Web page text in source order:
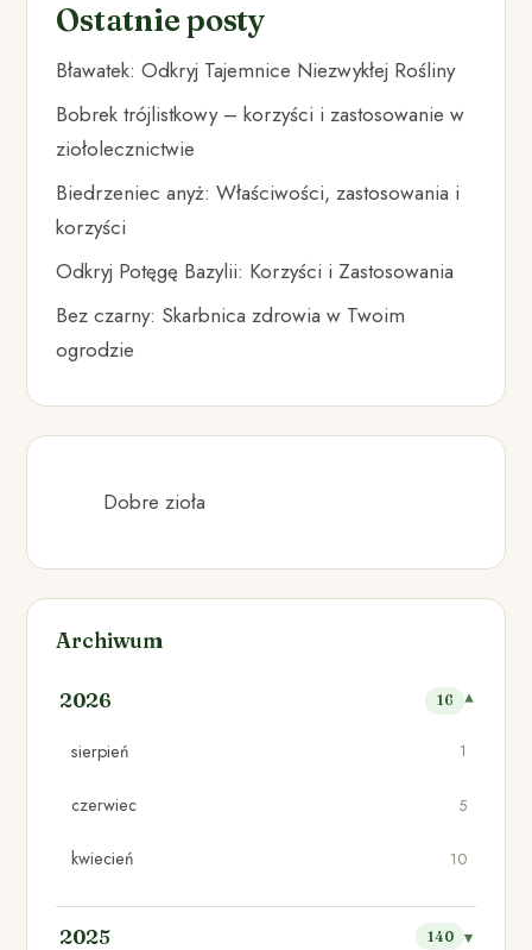
Ostatnie posty
Bławatek: Odkryj Tajemnice Niezwykłej Rośliny
Bobrek trójlistkowy – korzyści i zastosowanie w
ziołolecznictwie
Biedrzeniec anyż: Właściwości, zastosowania i
korzyści
Odkryj Potęgę Bazylii: Korzyści i Zastosowania
Bez czarny: Skarbnica zdrowia w Twoim
ogrodzie
Dobre zioła
Archiwum
2026 16
sierpień 1
czerwiec 5
kwiecień 10
2025 140